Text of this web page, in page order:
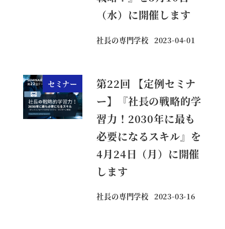
（水）に開催します
社長の専門学校
投稿日
2023-04-01
セミナー
第22回 【定例セミナ
ー】『社長の戦略的学
習力！2030年に最も
必要になるスキル』を
4月24日（月）に開催
します
社長の専門学校
投稿日
2023-03-16